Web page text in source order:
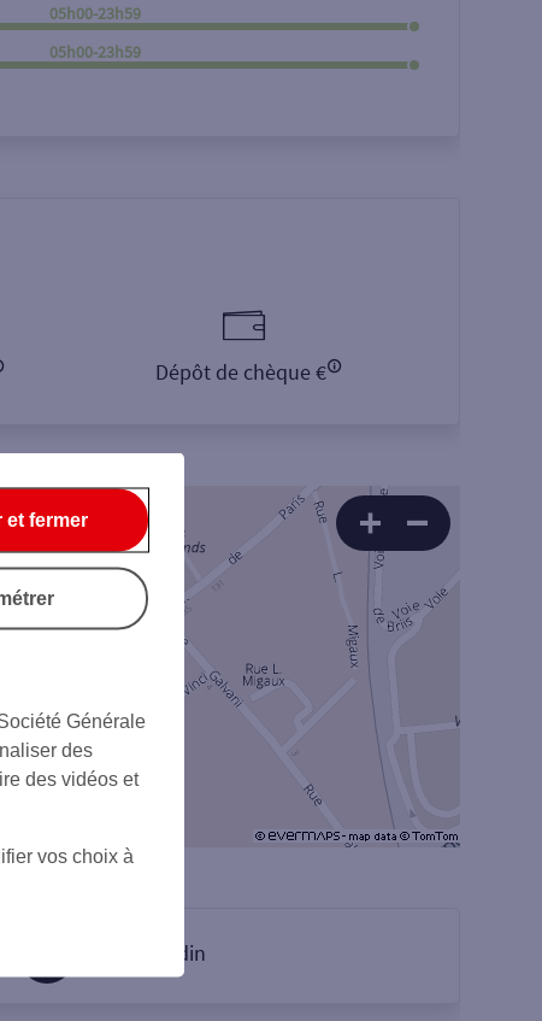
05h00-23h59
05h00-23h59
Dépôt de chèque €
sur Linkedin
Générale
des
des vidéos et
vos choix à
et fermer